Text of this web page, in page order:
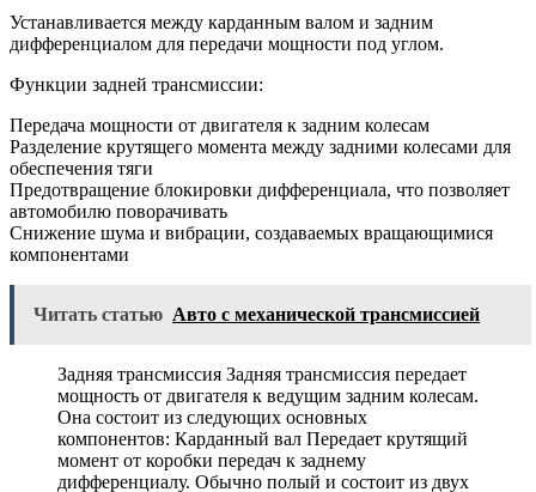
Устанавливается между карданным валом и задним
дифференциалом для передачи мощности под углом.
Функции задней трансмиссии:
Передача мощности от двигателя к задним колесам
Разделение крутящего момента между задними колесами для
обеспечения тяги
Предотвращение блокировки дифференциала, что позволяет
автомобилю поворачивать
Снижение шума и вибрации, создаваемых вращающимися
компонентами
Читать статью Авто с механической трансмиссией
Задняя трансмиссия Задняя трансмиссия передает
мощность от двигателя к ведущим задним колесам.
Она состоит из следующих основных
компонентов: Карданный вал Передает крутящий
момент от коробки передач к заднему
дифференциалу. Обычно полый и состоит из двух